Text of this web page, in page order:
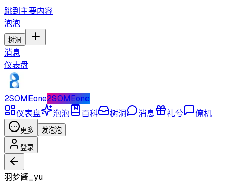
跳到主要内容
泡泡
树洞
消息
仪表盘
2SOMEone2SOMEone
仪表盘
泡泡 百科 树洞 消息 礼兮 僚机
更多 发泡泡
登录
羽梦酱_yu